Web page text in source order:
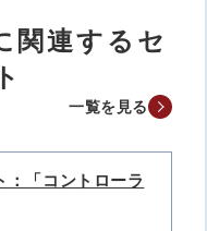
関連するセ
一覧を見る
：「コントローラ